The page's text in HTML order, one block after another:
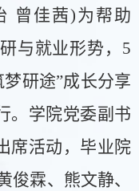
曾佳茜)为帮助
与就业形势，5
研途”成长分享
。学院党委副书
席活动，毕业院
俊霖、熊文静、